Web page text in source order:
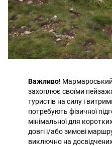
Важливо! Мармароський
захоплює своїми
туристів на силу і
потребують фізичної
мінімальної для
довгі і/або зимові
виключно на